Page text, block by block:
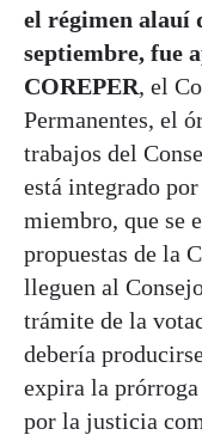
el régimen alauí
septiembre, fue
COREPER, el
Permanentes, el
trabajos del
está integrado
miembro, que se
propuestas de la
lleguen al
trámite de la
debería
expira la
por la justicia